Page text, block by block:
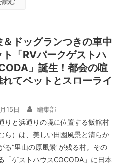
＆ドッグランつきの車中
ト「RVパークゲストハ
」誕生！都会の喧
てペットとスローライ
15日 編集部
りと浜通りの境に位置する飯舘村
ら）は、美しい田園風景と清らか
る“里山の原風景”が残る村。その
「ゲストハウスCOCODA」に日本